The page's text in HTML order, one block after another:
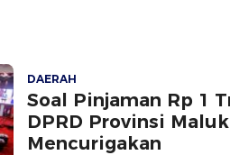
DAERAH
Soal Pinjaman Rp 1
DPRD Provinsi
Mencurigakan